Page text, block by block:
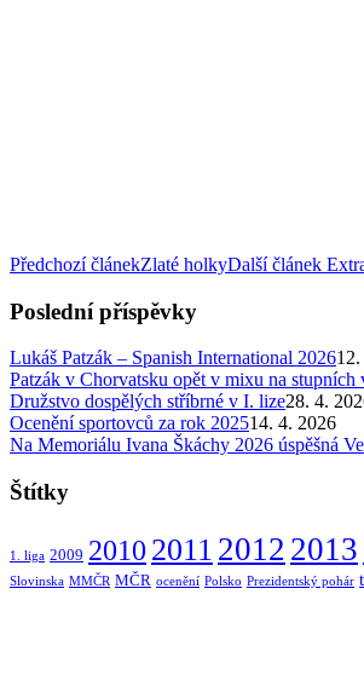
Předchozí článekZlaté holkyDalší článek
Poslední příspěvky
Lukáš Patzák – Spanish International 2026
Patzák v Chorvatsku opět v mixu na stupních
Družstvo dospělých stříbrné v I. lize28. 4.
Ocenění sportovců za rok 202514. 4. 2026
Na Memoriálu Ivana Škáchy 2026 úspěšná
Štítky
1. liga 2009 2010 2011 2012 2013
Slovinska MMČR MČR ocenění Polsko Prezidentský pohár